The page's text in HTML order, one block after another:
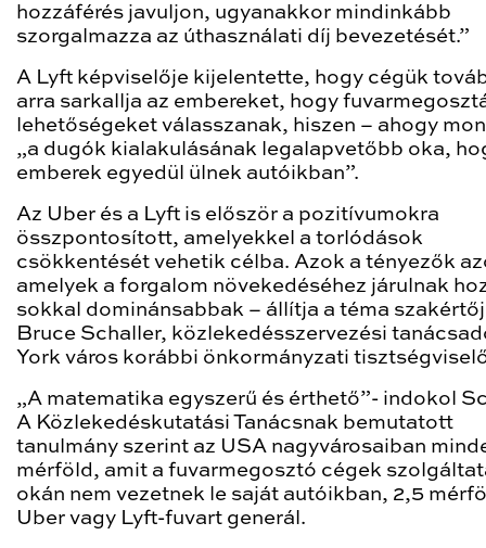
hozzáférés javuljon, ugyanakkor mindinkább
szorgalmazza az úthasználati díj bevezetését.”
A Lyft képviselője kijelentette, hogy cégük
arra sarkallja az embereket, hogy
lehetőségeket válasszanak, hiszen – ahogy
„a dugók kialakulásának legalapvetőbb oka,
emberek egyedül ülnek autóikban”.
Az Uber és a Lyft is először a pozitívumokra
összpontosított, amelyekkel a torlódások
csökkentését vehetik célba. Azok a tényezők
amelyek a forgalom növekedéséhez járulnak
sokkal dominánsabbak – állítja a téma
Bruce Schaller, közlekedésszervezési
York város korábbi önkormányzati
„A matematika egyszerű és érthető”- indokol
A Közlekedéskutatási Tanácsnak bemutatott
tanulmány szerint az USA nagyvárosaiban
mérföld, amit a fuvarmegosztó cégek
okán nem vezetnek le saját autóikban, 2,5
Uber vagy Lyft-fuvart generál.